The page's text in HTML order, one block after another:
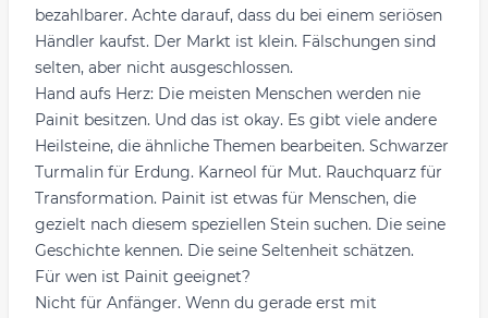
bezahlbarer. Achte darauf, dass du bei einem seriösen
Händler kaufst. Der Markt ist klein. Fälschungen sind
selten, aber nicht ausgeschlossen.
Hand aufs Herz: Die meisten Menschen werden nie
Painit besitzen. Und das ist okay. Es gibt viele andere
Heilsteine, die ähnliche Themen bearbeiten. Schwarzer
Turmalin für Erdung. Karneol für Mut. Rauchquarz für
Transformation. Painit ist etwas für Menschen, die
gezielt nach diesem speziellen Stein suchen. Die seine
Geschichte kennen. Die seine Seltenheit schätzen.
Für wen ist Painit geeignet?
Nicht für Anfänger. Wenn du gerade erst mit